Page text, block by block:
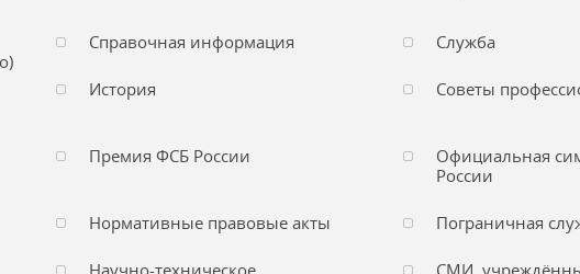
Справочная информация Служба
История Советы
Премия ФСБ России
Официальная
России
Нормативные правовые акты Пограничная
Научно-техническое СМИ,